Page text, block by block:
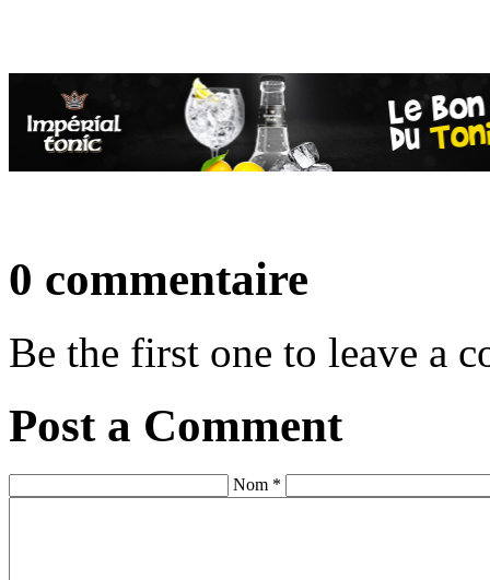
0 commentaire
Be the first one to leave a
Post a Comment
Nom *